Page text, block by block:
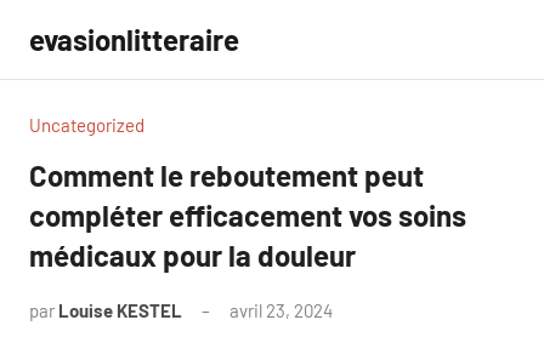
contenu
evasionlitteraire
Uncategorized
Comment le reboutement peut
compléter efficacement vos soins
médicaux pour la douleur
par Louise KESTEL avril 23, 2024